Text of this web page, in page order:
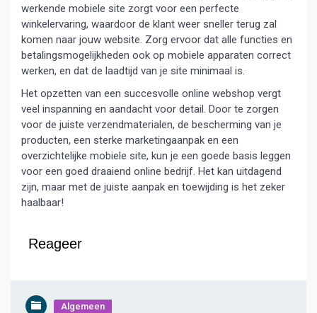
werkende mobiele site zorgt voor een perfecte
winkelervaring, waardoor de klant weer sneller terug zal
komen naar jouw website. Zorg ervoor dat alle functies en
betalingsmogelijkheden ook op mobiele apparaten correct
werken, en dat de laadtijd van je site minimaal is.
Het opzetten van een succesvolle online webshop vergt
veel inspanning en aandacht voor detail. Door te zorgen
voor de juiste verzendmaterialen, de bescherming van je
producten, een sterke marketingaanpak en een
overzichtelijke mobiele site, kun je een goede basis leggen
voor een goed draaiend online bedrijf. Het kan uitdagend
zijn, maar met de juiste aanpak en toewijding is het zeker
haalbaar!
Reageer
Algemeen